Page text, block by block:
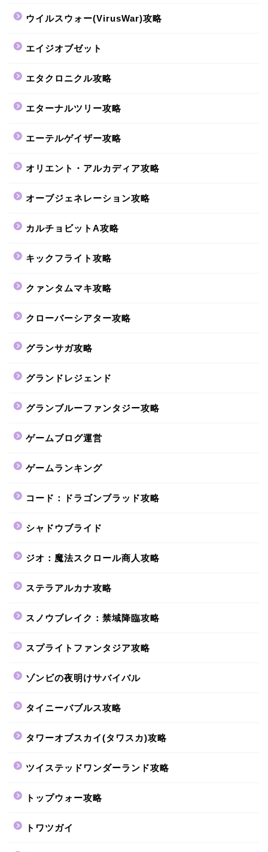
ウイルスウォー(VirusWar)攻略
エイジオブゼット
エタクロニクル攻略
エターナルツリー攻略
エーテルゲイザー攻略
オリエント・アルカディア攻略
オーブジェネレーション攻略
カルチョビットA攻略
キックフライト攻略
クァンタムマキ攻略
クローバーシアター攻略
グランサガ攻略
グランドレジェンド
グランブルーファンタジー攻略
ゲームブログ運営
ゲームランキング
コード：ドラゴンブラッド攻略
シャドウブライド
ジオ：魔法スクロール商人攻略
ステラアルカナ攻略
スノウブレイク：禁域降臨攻略
スプライトファンタジア攻略
ゾンビの夜明けサバイバル
タイニーバブルス攻略
タワーオブスカイ(タワスカ)攻略
ツイステッドワンダーランド攻略
トップウォー攻略
トワツガイ